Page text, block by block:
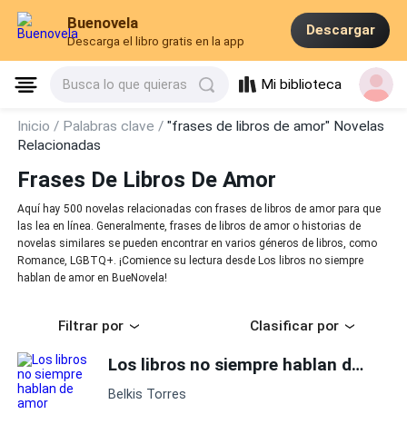
Buenovela
Descarga el libro gratis en la app
Descargar
Busca lo que quieras Mi biblioteca
Inicio / Palabras clave /"frases de libros de amor" Novelas
Relacionadas
Frases De Libros De Amor
Aquí hay 500 novelas relacionadas con frases de libros de amor para que
las lea en línea. Generalmente, frases de libros de amor o historias de
novelas similares se pueden encontrar en varios géneros de libros, como
Romance, LGBTQ+. ¡Comience su lectura desde Los libros no siempre
hablan de amor en BueNovela!
Filtrar por Clasificar por
Los libros no siempre hablan de amor
Belkis Torres